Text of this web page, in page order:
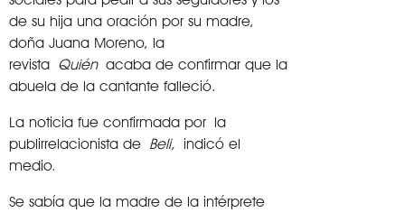
de su hija una oración por su madre,
doña Juana Moreno, la
revista Quiénacaba de confirmar que la
abuela de la cantante falleció.
La noticia fue confirmada por la
publirrelacionista de Beli, indicó el
medio.
Se sabía que la madre de la intérprete